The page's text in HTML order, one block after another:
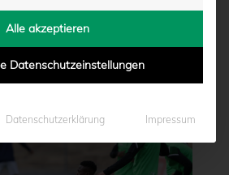
Alle akzeptieren
Datenschutzeinstellungen
Datenschutzerklärung Impressum